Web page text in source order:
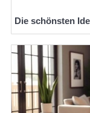
Die schönsten